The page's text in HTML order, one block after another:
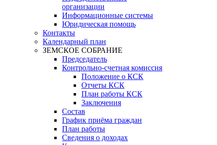
организации
Информационные системы
Юридическая помощь
Контакты
Календарный план
ЗЕМСКОЕ СОБРАНИЕ
Председатель
Контрольно-счетная комиссия
Положение о КСК
Отчеты КСК
План работы КСК
Заключения
Состав
График приёма граждан
План работы
Сведения о доходах